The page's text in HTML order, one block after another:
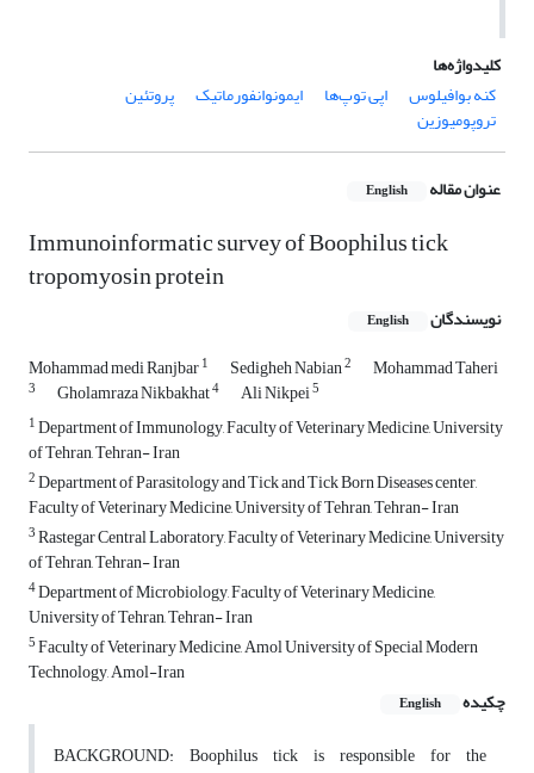
کلیدواژه‌ها
کنه بوافیلوس
اپی توپ‌ها ایمونوانفورماتیک پروتئین
تروپومیوزین
عنوان مقاله English
Immunoinformatic survey of Boophilus tick
tropomyosin protein
نویسندگان English
Mohammad medi Ranjbar1 Sedigheh Nabian2 Mohammad Taheri
3 Gholamraza Nikbakhat4 Ali Nikpei5
1Department of Immunology, Faculty of Veterinary Medicine, University
of Tehran, Tehran- Iran
2Department of Parasitology and Tick and Tick Born Diseases center,
Faculty of Veterinary Medicine, University of Tehran, Tehran- Iran
3Rastegar Central Laboratory, Faculty of Veterinary Medicine, University
of Tehran, Tehran- Iran
4Department of Microbiology, Faculty of Veterinary Medicine,
University of Tehran, Tehran- Iran
5Faculty of Veterinary Medicine, Amol University of Special Modern
Technology, Amol-Iran
چکیده
English
BACKGROUND: Boophilus tick is responsible for the